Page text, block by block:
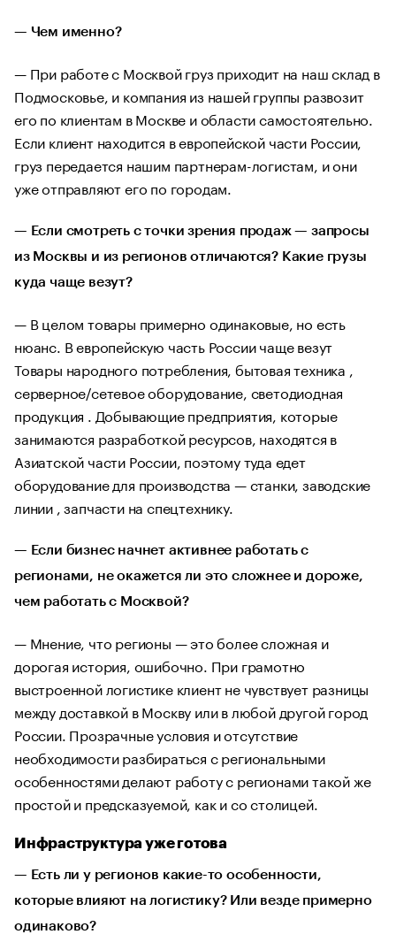
— Чем именно?
— При работе с Москвой груз приходит на наш склад в
Подмосковье, и компания из нашей группы развозит
его по клиентам в Москве и области самостоятельно.
Если клиент находится в европейской части России,
груз передается нашим партнерам-логистам, и они
уже отправляют его по городам.
— Если смотреть с точки зрения продаж — запросы
из Москвы и из регионов отличаются? Какие грузы
куда чаще везут?
— В целом товары примерно одинаковые, но есть
нюанс. В европейскую часть России чаще везут
Товары народного потребления, бытовая техника ,
серверное/сетевое оборудование, светодиодная
продукция . Добывающие предприятия, которые
занимаются разработкой ресурсов, находятся в
Азиатской части России, поэтому туда едет
оборудование для производства — станки, заводские
линии , запчасти на спецтехнику.
— Если бизнес начнет активнее работать с
регионами, не окажется ли это сложнее и дороже,
чем работать с Москвой?
— Мнение, что регионы — это более сложная и
дорогая история, ошибочно. При грамотно
выстроенной логистике клиент не чувствует разницы
между доставкой в Москву или в любой другой город
России. Прозрачные условия и отсутствие
необходимости разбираться с региональными
особенностями делают работу с регионами такой же
простой и предсказуемой, как и со столицей.
Инфраструктура уже готова
— Есть ли у регионов какие-то особенности,
которые влияют на логистику? Или везде примерно
одинаково?